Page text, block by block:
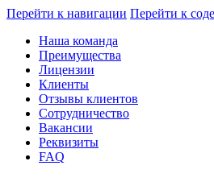
Перейти к навигации Перейти к
Наша команда
Преимущества
Лицензии
Клиенты
Отзывы клиентов
Сотрудничество
Вакансии
Реквизиты
FAQ